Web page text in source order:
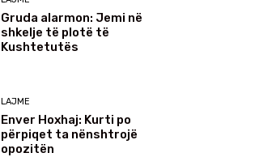
Gruda alarmon: Jemi në
shkelje të plotë të
Kushtetutës
LAJME
Enver Hoxhaj: Kurti po
përpiqet ta nënshtrojë
opozitën